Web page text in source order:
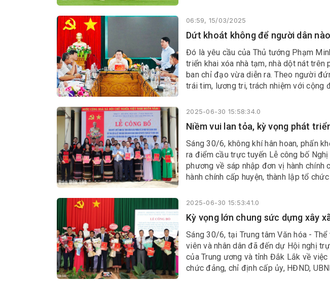
06:59, 15/03/2025
Dứt khoát không để người dân
Đó là yêu cầu của Thủ tướng Phạm
triển khai xóa nhà tạm, nhà dột nát
ban chỉ đạo vừa diễn ra. Theo người
trái tim, lương tri, trách nhiệm với cộng
2025-06-30 15:58:34.0
Niềm vui lan tỏa, kỳ vọng phát
Sáng 30/6, không khí hân hoan, phấn
ra điểm cầu trực tuyến Lễ công bố
phương về sáp nhập đơn vị hành
hành chính cấp huyện, thành lập tổ
2025-06-30 15:53:41.0
Kỳ vọng lớn chung sức dựng xây
Sáng 30/6, tại Trung tâm Văn hóa -
viên và nhân dân đã đến dự Hội nghị
của Trung ương và tỉnh Đắk Lắk về
chức đảng, chỉ định cấp ủy, HĐND,